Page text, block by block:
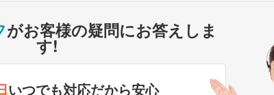
がお客様の疑問にお答えしま
す!
いつでも対応だから安心